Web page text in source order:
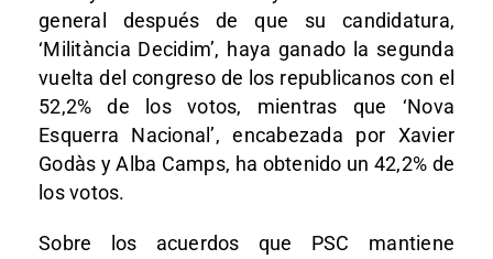
general después de que su candidatura,
‘Militància Decidim’, haya ganado la segunda
vuelta del congreso de los republicanos con el
52,2% de los votos, mientras que ‘Nova
Esquerra Nacional’, encabezada por Xavier
Godàs y Alba Camps, ha obtenido un 42,2% de
los votos.
Sobre los acuerdos que PSC mantiene